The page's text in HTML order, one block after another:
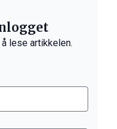
lese artikkelen.